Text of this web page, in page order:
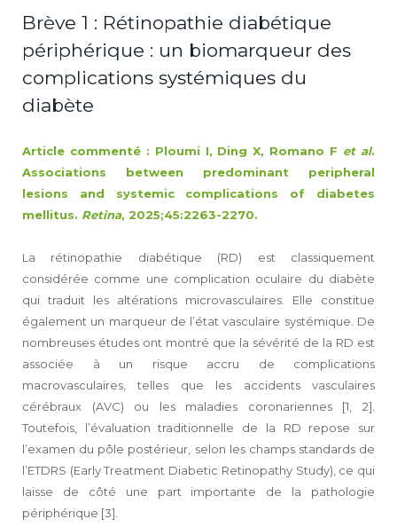
Brève 1 : Rétinopathie diabétique
périphérique : un biomarqueur des
complications systémiques du
diabète
Article commenté : Ploumi I, Ding X, Romano F et al.
Associations between predominant peripheral
lesions and systemic complications of diabetes
mellitus. Retina, 2025;45:2263-2270.
La rétinopathie diabétique (RD) est classiquement
considérée comme une complication oculaire du diabète
qui traduit les altérations microvasculaires. Elle constitue
également un marqueur de l’état vasculaire systémique. De
nombreuses études ont montré que la sévérité de la RD est
associée à un risque accru de complications
macrovasculaires, telles que les accidents vasculaires
cérébraux (AVC) ou les maladies coronariennes [1, 2].
Toutefois, l’évaluation traditionnelle de la RD repose sur
l’examen du pôle postérieur, selon les champs standards de
l’ETDRS (Early Treatment Diabetic Retinopathy Study), ce qui
laisse de côté une part importante de la pathologie
périphérique [3].